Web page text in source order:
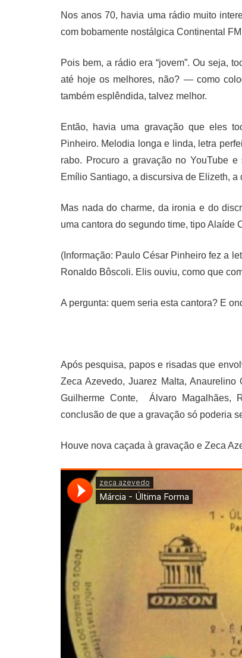
Nos anos 70, havia uma rádio muito
com bobamente nostálgica Continental
Pois bem, a rádio era “jovem”. Ou seja,
até hoje os melhores, não? — como
também esplêndida, talvez melhor.
Então, havia uma gravação que eles
Pinheiro. Melodia longa e linda, letra
rabo. Procuro a gravação no YouTube
Emílio Santiago, a discursiva de Elizeth,
Mas nada do charme, da ironia e do
uma cantora do segundo time, tipo Alaíde
(Informação: Paulo César Pinheiro fez a
Ronaldo Bôscoli. Elis ouviu, como que
A pergunta: quem seria esta cantora? E
Após pesquisa, papos e risadas que
Zeca Azevedo, Juarez Malta,
Guilherme Conte, Álvaro Magalhães,
conclusão de que a gravação só poderia
Houve nova caçada à gravação e Zeca